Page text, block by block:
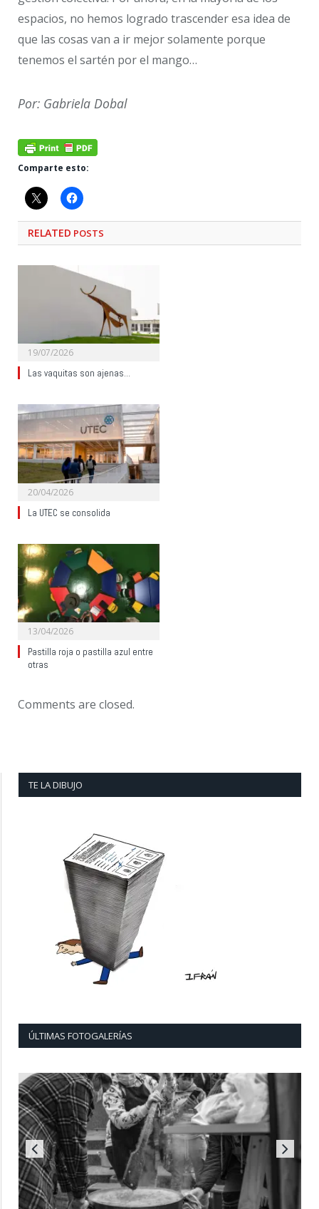
espacios, no hemos logrado trascender esa idea de
que las cosas van a ir mejor solamente porque
tenemos el sartén por el mango…
Por: Gabriela Dobal
Comparte esto:
RELATED POSTS
19/07/2026
Las vaquitas son ajenas…
20/04/2026
La UTEC se consolida
13/04/2026
Pastilla roja o pastilla azul entre
otras
Comments are closed.
TE LA DIBUJO
ÚLTIMAS FOTOGALERÍAS